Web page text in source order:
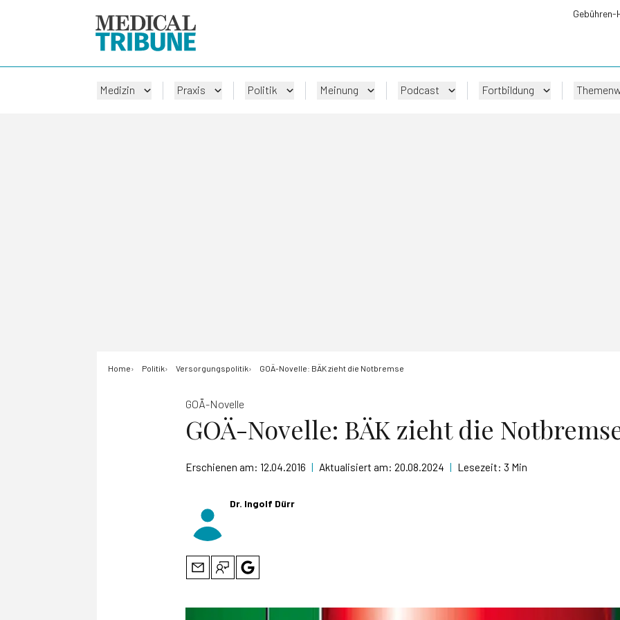
Gebühren-
Medizin Praxis Politik Meinung Podcast Fortbildung
Home Politik Versorgungspolitik GOÄ-Novelle: BÄK zieht die Notbremse
GOÄ-Novelle
GOÄ-Novelle: BÄK zieht die
Erschienen am: 12.04.2016 | Aktualisiert am: 20.08.2024 | Lesezeit: 3 Min
Dr. Ingolf Dürr